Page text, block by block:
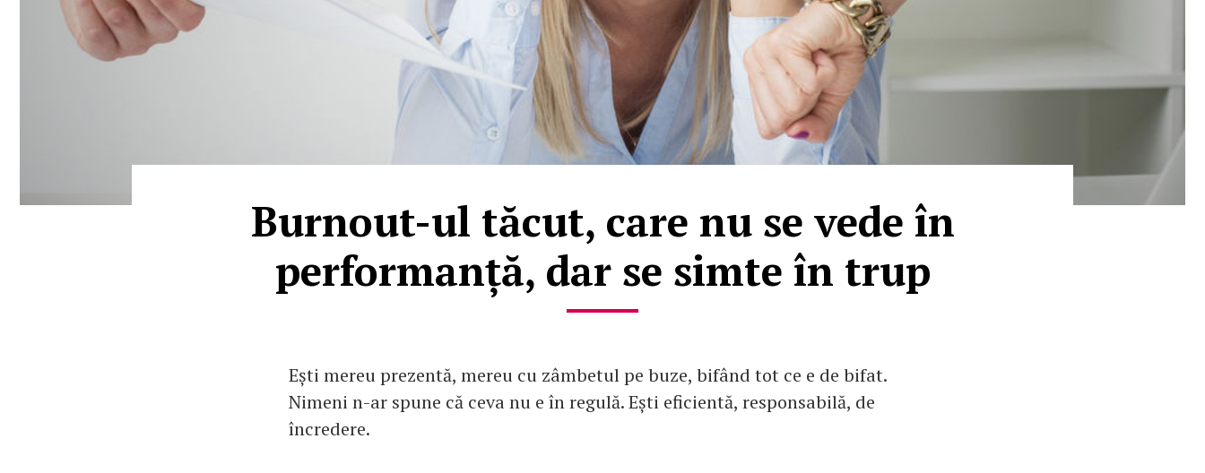
Burnout-ul tăcut, care nu se vede în
performanță, dar se simte în trup
Ești mereu prezentă, mereu cu zâmbetul pe buze, bifând tot ce e de bifat.
Nimeni n-ar spune că ceva nu e în regulă. Ești eficientă, responsabilă, de
încredere.